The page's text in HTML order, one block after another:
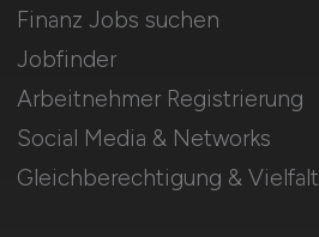
Finanz Jobs suchen
Jobfinder
Arbeitnehmer Registrierung
Social Media & Networks
Gleichberechtigung & Vielfalt